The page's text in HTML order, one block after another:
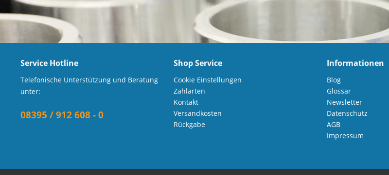
Service Hotline
Telefonische Unterstützung und Beratung
unter:
08395 / 912 608 - 0
Shop Service
Cookie Einstellungen
Zahlarten
Kontakt
Versandkosten
Rückgabe
Informationen
Blog
Glossar
Newsletter
Datenschutz
AGB
Impressum